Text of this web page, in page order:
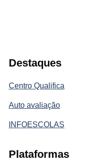
Destaques
Centro Qualifica
Auto avaliação
INFOESCOLAS
Plataformas